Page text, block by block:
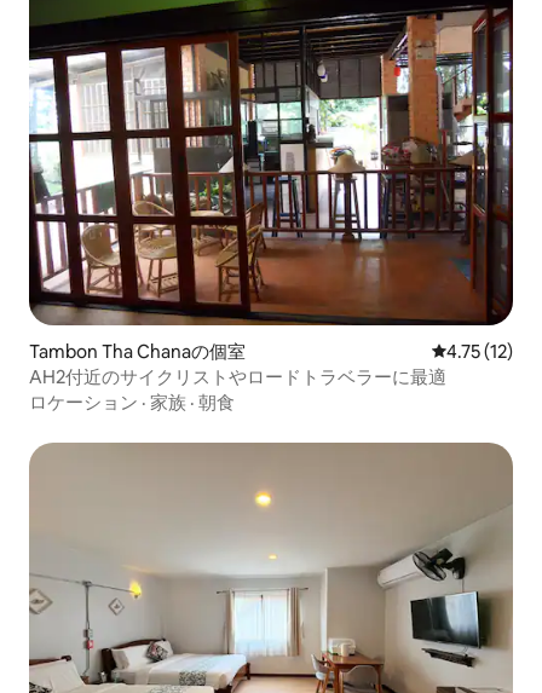
Tambon Tha Chanaの個室 レビュー12
4.75 (12)
AH2付近のサイクリストやロードトラベラーに最適
ロケーション · 家族 · 朝食